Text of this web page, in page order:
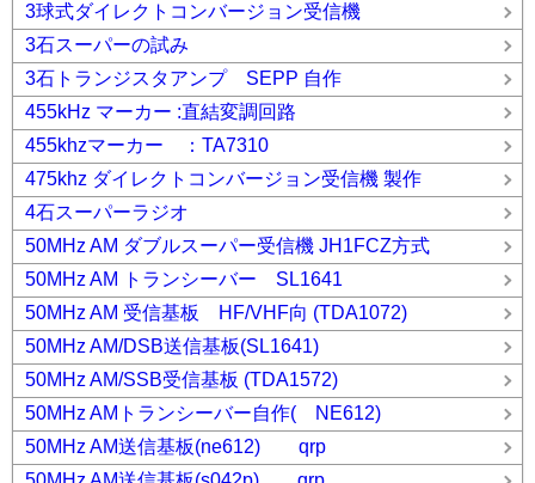
3球式ダイレクトコンバージョン受信機
3石スーパーの試み
3石トランジスタアンプ SEPP 自作
455kHz マーカー :直結変調回路
455khzマーカー ：TA7310
475khz ダイレクトコンバージョン受信機 製作
4石スーパーラジオ
50MHz AM ダブルスーパー受信機 JH1FCZ方式
50MHz AM トランシーバー SL1641
50MHz AM 受信基板 HF/VHF向 (TDA1072)
50MHz AM/DSB送信基板(SL1641)
50MHz AM/SSB受信基板 (TDA1572)
50MHz AMトランシーバー自作( NE612)
50MHz AM送信基板(ne612) qrp